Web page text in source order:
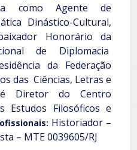
como Agente de
Dinástico-Cultural,
Honorário da
de Diplomacia
da Federação
das Ciências, Letras e
é Diretor do Centro
Estudos Filosóficos e
Historiador –
– MTE 0039605/RJ